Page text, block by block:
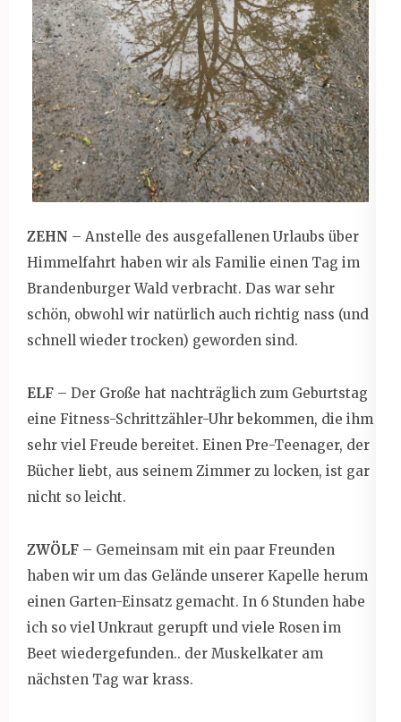
ZEHN – Anstelle des ausgefallenen Urlaubs über
Himmelfahrt haben wir als Familie einen Tag im
Brandenburger Wald verbracht. Das war sehr
schön, obwohl wir natürlich auch richtig nass (und
schnell wieder trocken) geworden sind.
ELF – Der Große hat nachträglich zum Geburtstag
eine Fitness-Schrittzähler-Uhr bekommen, die ihm
sehr viel Freude bereitet. Einen Pre-Teenager, der
Bücher liebt, aus seinem Zimmer zu locken, ist gar
nicht so leicht.
ZWÖLF – Gemeinsam mit ein paar Freunden
haben wir um das Gelände unserer Kapelle herum
einen Garten-Einsatz gemacht. In 6 Stunden habe
ich so viel Unkraut gerupft und viele Rosen im
Beet wiedergefunden.. der Muskelkater am
nächsten Tag war krass.